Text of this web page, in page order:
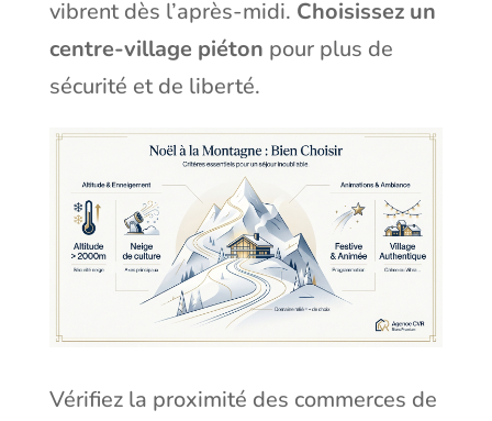
vibrent dès l’après-midi. Choisissez un
centre-village piéton pour plus de
sécurité et de liberté.
Vérifiez la proximité des commerces de